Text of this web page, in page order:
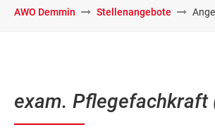
AWO Demmin Stellenangebote
exam.